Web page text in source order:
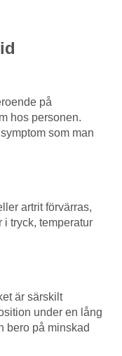
på
hos personen.
som man
artrit förvärras,
i tryck, temperatur
är särskilt
under en lång
bero på minskad